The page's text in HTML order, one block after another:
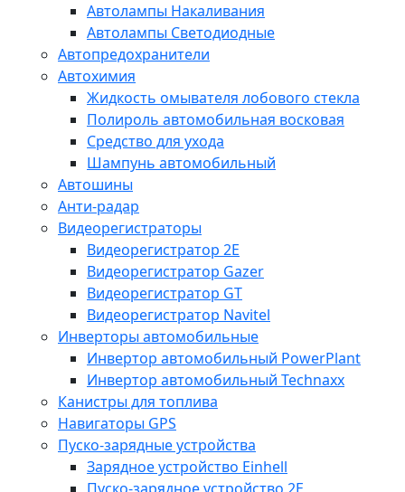
Автолампы Накаливания
Автолампы Светодиодные
Автопредохранители
Автохимия
Жидкость омывателя лобового стекла
Полироль автомобильная восковая
Средство для ухода
Шампунь автомобильный
Автошины
Анти-радар
Видеорегистраторы
Видеорегистратор 2E
Видеорегистратор Gazer
Видеорегистратор GT
Видеорегистратор Navitel
Инверторы автомобильные
Инвертор автомобильный PowerPlant
Инвертор автомобильный Technaxx
Канистры для топлива
Навигаторы GPS
Пуско-зарядные устройства
Зарядное устройство Einhell